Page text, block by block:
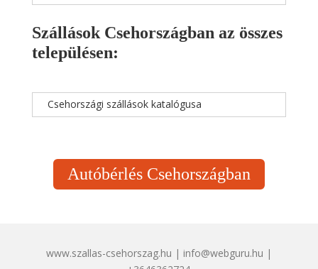
Szállások Csehországban az összes
településen:
Csehországi szállások katalógusa
Autóbérlés Csehországban
www.szallas-csehorszag.hu | info@webguru.hu |